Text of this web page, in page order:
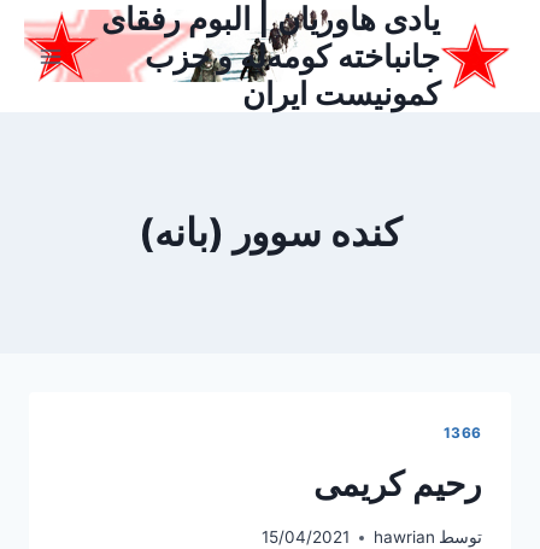
محتوا
یادی هاوریان | البوم رفقای
جانباخته کومه‌له و حزب
کمونیست ایران
کنده سوور (بانه)
1366
رحیم کریمی
توسط hawrian
15/04/2021